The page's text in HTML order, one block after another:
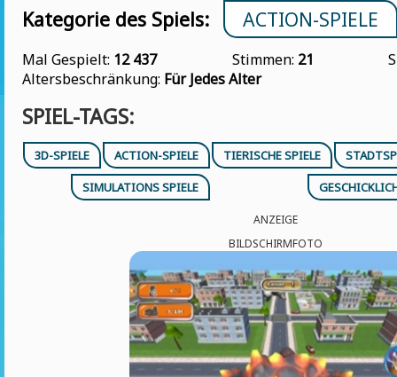
Kategorie des Spiels:
ACTION-SPIELE
Mal Gespielt: 12 437 Stimmen: 21
Altersbeschränkung: Für Jedes Alter
SPIEL-TAGS:
3D-SPIELE ACTION-SPIELE TIERISCHE SPIELE
SIMULATIONS SPIELE
ANZEIGE
BILDSCHIRMFOTO